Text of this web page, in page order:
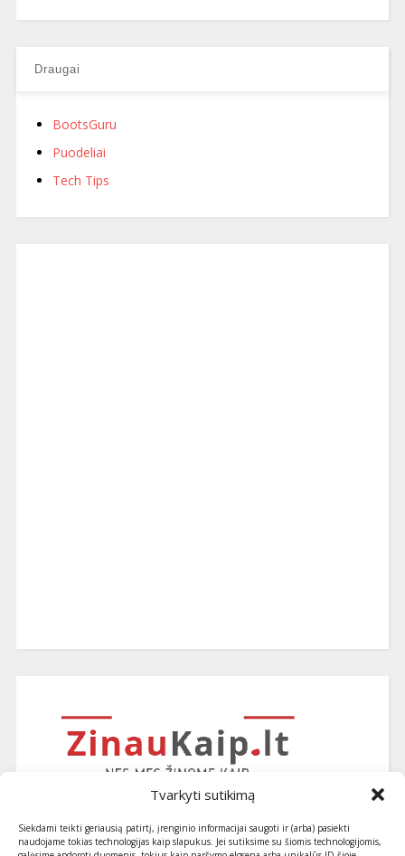
Tvarkyti sutikimą
Siekdami teikti geriausią patirtį, įrenginio informacijai saugoti ir (arba) pasiekti
naudojame tokias technologijas kaip slapukus. Jei sutiksime su šiomis technologijomis,
Draugai
BootsGuru
Puodeliai
Tech Tips